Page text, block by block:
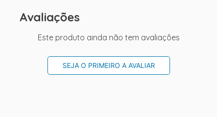
Avaliações
Este produto ainda não tem avaliações
SEJA O PRIMEIRO A AVALIAR